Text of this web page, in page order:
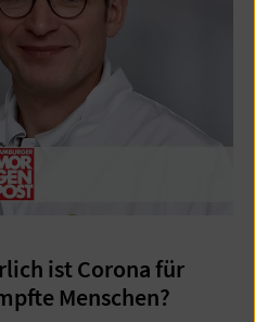
ist Corona für
Menschen?